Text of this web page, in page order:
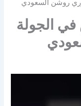
الجولة